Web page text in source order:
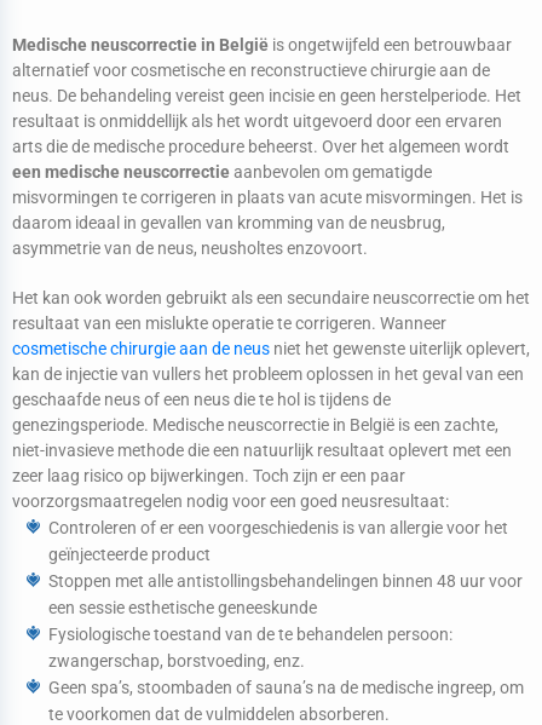
Medische neuscorrectie in België is ongetwijfeld een betrouwbaar
alternatief voor cosmetische en reconstructieve chirurgie aan de
neus. De behandeling vereist geen incisie en geen herstelperiode. Het
resultaat is onmiddellijk als het wordt uitgevoerd door een ervaren
arts die de medische procedure beheerst. Over het algemeen wordt
een medische neuscorrectieaanbevolen om gematigde
misvormingen te corrigeren in plaats van acute misvormingen. Het is
daarom ideaal in gevallen van kromming van de neusbrug,
asymmetrie van de neus, neusholtes enzovoort.
Het kan ook worden gebruikt als een secundaire neuscorrectie om het
resultaat van een mislukte operatie te corrigeren. Wanneer
cosmetische chirurgie aan de neus niet het gewenste uiterlijk oplevert,
kan de injectie van vullers het probleem oplossen in het geval van een
geschaafde neus of een neus die te hol is tijdens de
genezingsperiode. Medische neuscorrectie in België is een zachte,
niet-invasieve methode die een natuurlijk resultaat oplevert met een
zeer laag risico op bijwerkingen. Toch zijn er een paar
voorzorgsmaatregelen nodig voor een goed neusresultaat:
Controleren of er een voorgeschiedenis is van allergie voor het
geïnjecteerde product
Stoppen met alle antistollingsbehandelingen binnen 48 uur voor
een sessie esthetische geneeskunde
Fysiologische toestand van de te behandelen persoon:
zwangerschap, borstvoeding, enz.
Geen spa’s, stoombaden of sauna’s na de medische ingreep, om
te voorkomen dat de vulmiddelen absorberen.